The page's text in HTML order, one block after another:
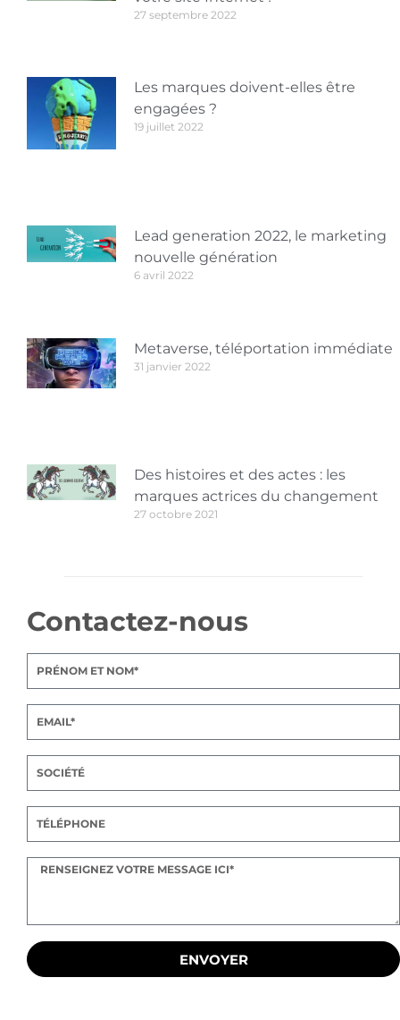
27 septembre 2022
Les marques doivent-elles être
engagées ?
19 juillet 2022
Lead generation 2022, le marketing
nouvelle génération
6 avril 2022
Metaverse, téléportation immédiate
31 janvier 2022
Des histoires et des actes : les
marques actrices du changement
27 octobre 2021
Contactez-nous
ENVOYER